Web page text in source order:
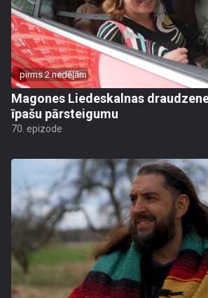
pirms 2 nedēļām
Magones Liedeskalnas
īpašu pārsteigumu
70. epizode